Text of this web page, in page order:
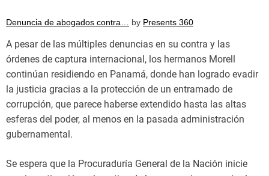
Denuncia de abogados contra… by Presents 360
A pesar de las múltiples denuncias en su contra y las
órdenes de captura internacional, los hermanos Morell
continúan residiendo en Panamá, donde han logrado evadir
la justicia gracias a la protección de un entramado de
corrupción, que parece haberse extendido hasta las altas
esferas del poder, al menos en la pasada administración
gubernamental.
Se espera que la Procuraduría General de la Nación inicie